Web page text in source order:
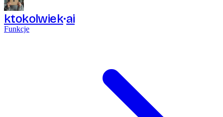
ktokolwiek ai
Funkcje